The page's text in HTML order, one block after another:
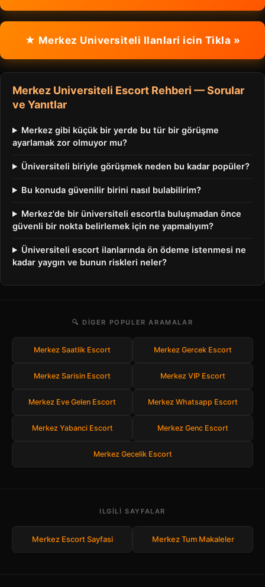
★ Merkez Universiteli Ilanlari icin Tikla »
Merkez Universiteli Escort Rehberi — Sorular
ve Yanıtlar
Merkez gibi küçük bir yerde bu tür bir görüşme
ayarlamak zor olmuyor mu?
Üniversiteli biriyle görüşmek neden bu kadar popüler?
Bu konuda güvenilir birini nasıl bulabilirim?
Merkez'de bir üniversiteli escortla buluşmadan önce
güvenli bir nokta belirlemek için ne yapmalıyım?
Üniversiteli escort ilanlarında ön ödeme istenmesi ne
kadar yaygın ve bunun riskleri neler?
🔍 DIGER POPULER ARAMALAR
Merkez Saatlik Escort Merkez Gercek Escort
Merkez Sarisin Escort Merkez VIP Escort
Merkez Eve Gelen Escort Merkez Whatsapp Escort
Merkez Yabanci Escort Merkez Genc Escort
Merkez Gecelik Escort
ILGILI SAYFALAR
Merkez Escort Sayfasi Merkez Tum Makaleler